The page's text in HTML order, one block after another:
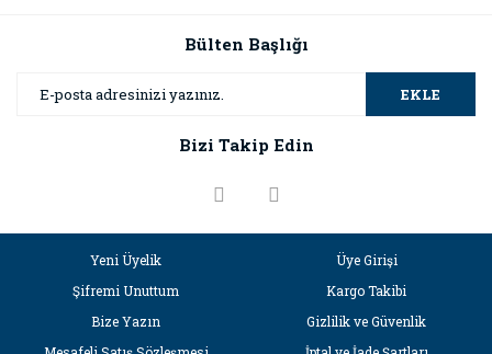
Bülten Başlığı
EKLE
Bizi Takip Edin
Yeni Üyelik
Üye Girişi
Şifremi Unuttum
Kargo Takibi
Bize Yazın
Gizlilik ve Güvenlik